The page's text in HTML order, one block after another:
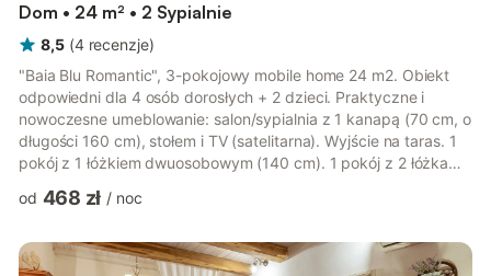
Dom • 24 m² • 2 Sypialnie
8,5 (4 recenzje)
"Baia Blu Romantic", 3-pokojowy mobile home 24 m2. Obiekt
odpowiedni dla 4 osób dorosłych + 2 dzieci. Praktyczne i
nowoczesne umeblowanie: salon/sypialnia z 1 kanapą (70 cm, o
długości 160 cm), stołem i TV (satelitarna). Wyjście na taras. 1
pokój z 1 łóżkiem dwuosobowym (140 cm). 1 pokój z 2 łóżkami
Otwarta kuchnia (4 palniki, zamrażarka). Prysznic, oddzielne
Taras (zadaszony). Meble ogrodowe. Miejsce parkingowe (1
samochód). Informacja dodatkowa: mieszkanie dla osób
od 468 zł / noc